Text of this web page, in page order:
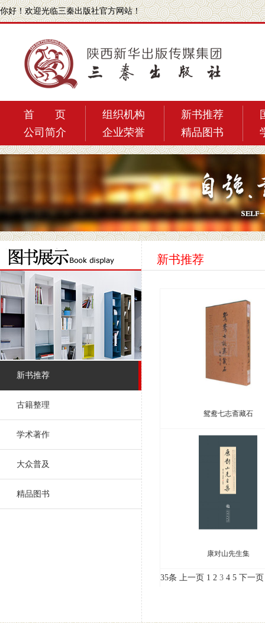
你好！欢迎光临三秦出版社官方网站！
首 页
公司简介
组织机构
企业荣誉
新书推荐
精品图书
新书推荐
古籍整理
学术著作
大众普及
精品图书
新书推荐
鸳鸯七志斋藏石
康对山先生集
35条 上一页 1 2 3 4 5 下一页